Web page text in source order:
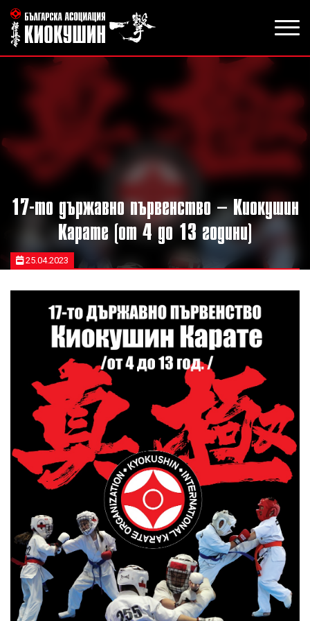
17-то държавно първенство – Киокушин
Карате (от 4 до 13 години)
25.04.2023